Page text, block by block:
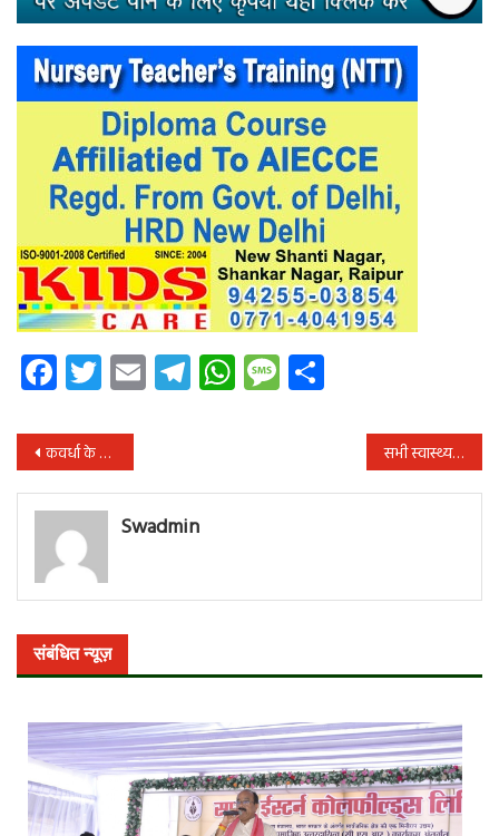
Facebook
Twitter
EmailTelegram
WhatsApp
Message
पोस्ट
नेविगेशन
कवर्धा के श्री झामसिंह ध्रुर्वे की मध्यप्रदेश पुलिस की गोली से हुई मौत का मामला सभी स्वास्थ्य केंद्रों में पर्याप्त दवाई और चिकित्सा उपकरण उपलब्ध कराए-डॉ भारतीदासन
Swadmin
संबंधित न्यूज़